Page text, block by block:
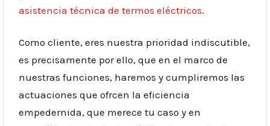
asistencia técnica de termos eléctricos.
Como cliente, eres nuestra prioridad indiscutible,
es precisamente por ello, que en el marco de
nuestras funciones, haremos y cumpliremos las
actuaciones que ofrcen la eficiencia
empedernida, que merece tu caso y en